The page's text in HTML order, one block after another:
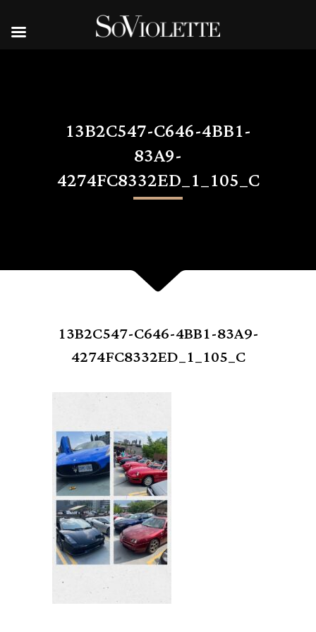
13B2C547-C646-4BB1-
83A9-
4274FC8332ED_1_105_C
13B2C547-C646-4BB1-83A9-
4274FC8332ED_1_105_C